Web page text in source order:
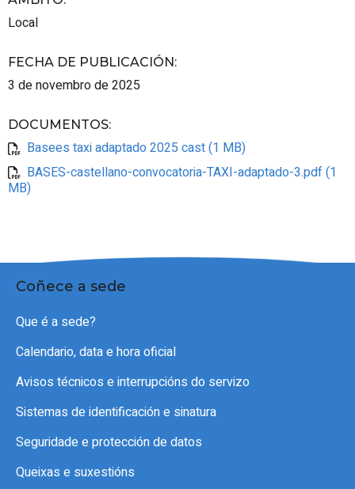
Local
FECHA DE PUBLICACIÓN:
3 de novembro de 2025
DOCUMENTOS:
Basees taxi adaptado 2025 cast (1 MB)
BASES-castellano-convocatoria-TAXI-adaptado-3.pdf (1
MB)
Coñece a sede
Que é a sede?
Calendario, data e hora oficial
Avisos técnicos e interrupcións do servizo
Sistemas de identificación e sinatura
Seguridade e protección de datos
Queixas e suxestións